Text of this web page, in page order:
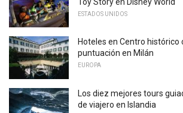
ESTADOS UNIDOS
Hoteles en Centro histórico
puntuación en Milán
EUROPA
Los diez mejores tours
de viajero en Islandia